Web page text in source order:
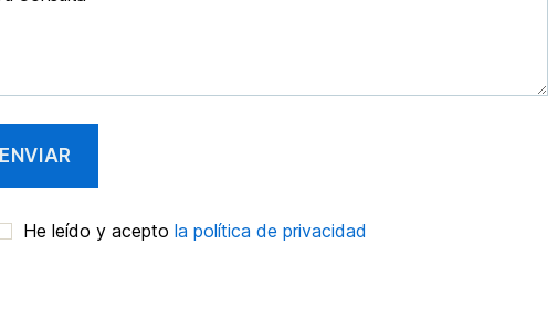
He leído y acepto la política de privacidad